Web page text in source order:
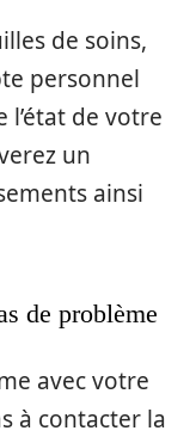
de soins,
personnel
de votre
un
ainsi
de problème
avec votre
à contacter la